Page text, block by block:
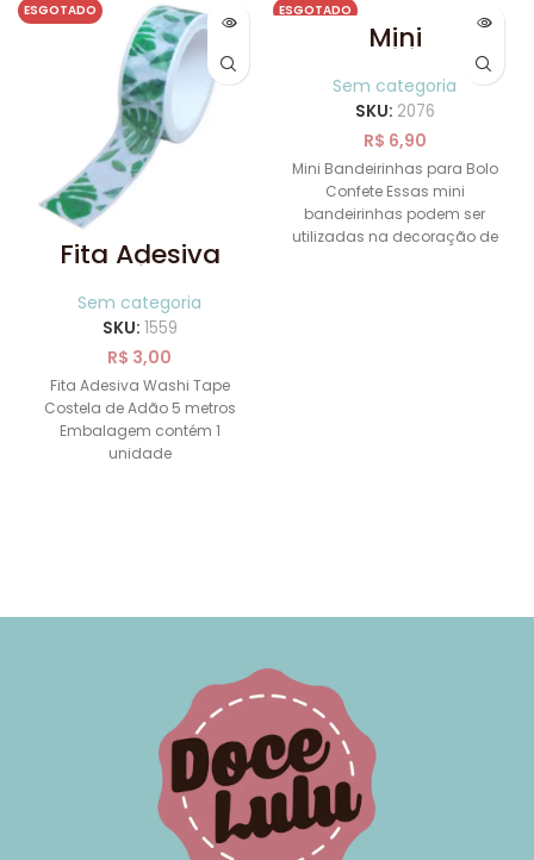
ESGOTADO
Fita Adesiva
Washi Tape
Costela de
Adão 5 metros
Sem categoria
SKU: 1559
R$ 3,00
Fita Adesiva Washi Tape
Costela de Adão 5 metros
Embalagem contém 1
unidade
ESGOTADO
Mini
Bandeirinhas
para Bolo
Confete
Sem categoria
SKU: 2076
R$ 6,90
Mini Bandeirinhas para Bolo
Confete Essas mini
bandeirinhas podem ser
utilizadas na decoração de